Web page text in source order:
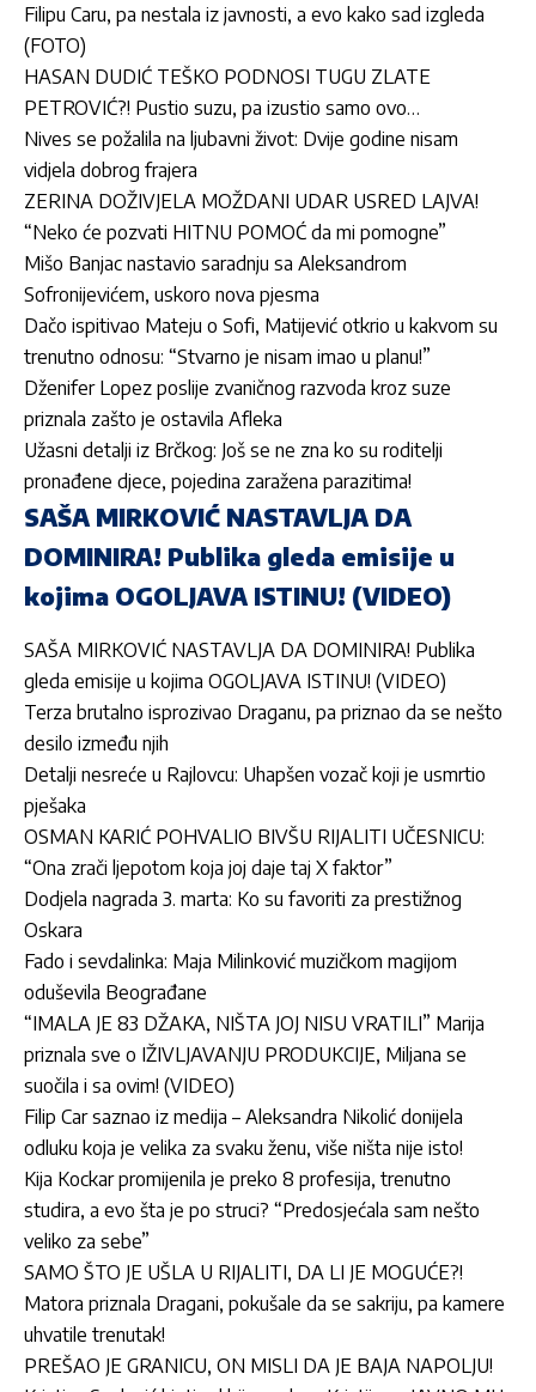
Filipu Caru, pa nestala iz javnosti, a evo kako sad izgleda
(FOTO)
HASAN DUDIĆ TEŠKO PODNOSI TUGU ZLATE
PETROVIĆ?! Pustio suzu, pa izustio samo ovo…
Nives se požalila na ljubavni život: Dvije godine nisam
vidjela dobrog frajera
ZERINA DOŽIVJELA MOŽDANI UDAR USRED LAJVA!
“Neko će pozvati HITNU POMOĆ da mi pomogne”
Mišo Banjac nastavio saradnju sa Aleksandrom
Sofronijevićem, uskoro nova pjesma
Dačo ispitivao Mateju o Sofi, Matijević otkrio u kakvom su
trenutno odnosu: “Stvarno je nisam imao u planu!”
Dženifer Lopez poslije zvaničnog razvoda kroz suze
priznala zašto je ostavila Afleka
Užasni detalji iz Brčkog: Još se ne zna ko su roditelji
pronađene djece, pojedina zaražena parazitima!
SAŠA MIRKOVIĆ NASTAVLJA DA
DOMINIRA! Publika gleda emisije u
kojima OGOLJAVA ISTINU! (VIDEO)
SAŠA MIRKOVIĆ NASTAVLJA DA DOMINIRA! Publika
gleda emisije u kojima OGOLJAVA ISTINU! (VIDEO)
Terza brutalno isprozivao Draganu, pa priznao da se nešto
desilo između njih
Detalji nesreće u Rajlovcu: Uhapšen vozač koji je usmrtio
pješaka
OSMAN KARIĆ POHVALIO BIVŠU RIJALITI UČESNICU:
“Ona zrači ljepotom koja joj daje taj X faktor”
Dodjela nagrada 3. marta: Ko su favoriti za prestižnog
Oskara
Fado i sevdalinka: Maja Milinković muzičkom magijom
oduševila Beograđane
“IMALA JE 83 DŽAKA, NIŠTA JOJ NISU VRATILI” Marija
priznala sve o IŽIVLJAVANJU PRODUKCIJE, Miljana se
suočila i sa ovim! (VIDEO)
Filip Car saznao iz medija – Aleksandra Nikolić donijela
odluku koja je velika za svaku ženu, više ništa nije isto!
Kija Kockar promijenila je preko 8 profesija, trenutno
studira, a evo šta je po struci? “Predosjećala sam nešto
veliko za sebe”
SAMO ŠTO JE UŠLA U RIJALITI, DA LI JE MOGUĆE?!
Matora priznala Dragani, pokušale da se sakriju, pa kamere
uhvatile trenutak!
PREŠAO JE GRANICU, ON MISLI DA JE BAJA NAPOLJU!